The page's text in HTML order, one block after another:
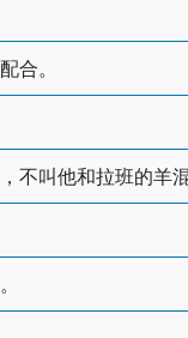
合。
叫他和拉班的羊混